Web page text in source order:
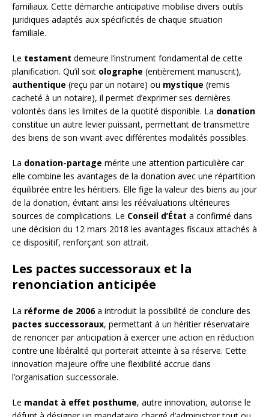
familiaux. Cette démarche anticipative mobilise divers outils
juridiques adaptés aux spécificités de chaque situation
familiale.
Le testament demeure l’instrument fondamental de cette
planification. Qu’il soit olographe (entièrement manuscrit),
authentique (reçu par un notaire) ou mystique (remis
cacheté à un notaire), il permet d’exprimer ses dernières
volontés dans les limites de la quotité disponible. La donation
constitue un autre levier puissant, permettant de transmettre
des biens de son vivant avec différentes modalités possibles.
La donation-partage mérite une attention particulière car
elle combine les avantages de la donation avec une répartition
équilibrée entre les héritiers. Elle fige la valeur des biens au jour
de la donation, évitant ainsi les réévaluations ultérieures
sources de complications. Le Conseil d’État a confirmé dans
une décision du 12 mars 2018 les avantages fiscaux attachés à
ce dispositif, renforçant son attrait.
Les pactes successoraux et la
renonciation anticipée
La réforme de 2006a introduit la possibilité de conclure des
pactes successoraux, permettant à un héritier réservataire
de renoncer par anticipation à exercer une action en réduction
contre une libéralité qui porterait atteinte à sa réserve. Cette
innovation majeure offre une flexibilité accrue dans
l’organisation successorale.
Le mandat à effet posthume, autre innovation, autorise le